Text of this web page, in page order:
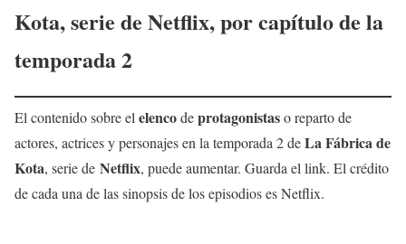
Kota, serie de Netflix, por capítulo de la
temporada 2
El contenido sobre elelencodeprotagonistaso reparto de
actores, actrices y personajes en la temporada 2 deLa Fábrica de
Kota, serie de Netflix, puede aumentar. Guarda el link. El crédito
de cada una de las sinopsis de los episodios es Netflix.